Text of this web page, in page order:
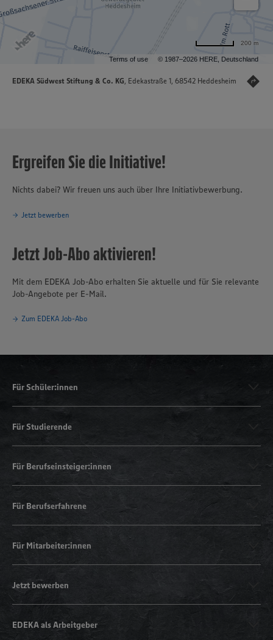
Terms of use © 1987–2026 HERE, Deutschland
200 m
EDEKA Südwest Stiftung & Co. KG, Edekastraße 1, 68542 Heddesheim
Ergreifen Sie die Initiative!
Nichts dabei? Wir freuen uns auch über Ihre Initiativbewerbung.
Jetzt bewerben
Jetzt Job-Abo aktivieren!
Mit dem EDEKA Job-Abo erhalten Sie aktuelle und für Sie relevante
Job-Angebote per E-Mail.
Zum EDEKA Job-Abo
Für Schüler:innen
Für Studierende
Für Berufseinsteiger:innen
Für Berufserfahrene
Für Mitarbeiter:innen
Jetzt bewerben
EDEKA als Arbeitgeber